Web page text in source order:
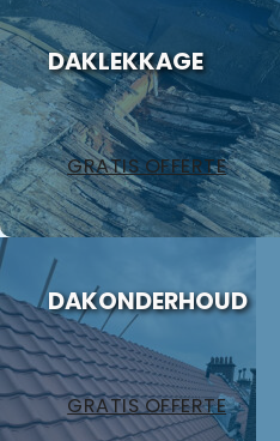
DAKLEKKAGE
GRATIS OFFERTE
DAKONDERHOUD
GRATIS OFFERTE